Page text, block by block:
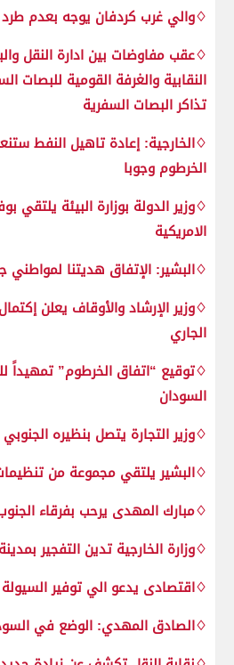
♢والي غرب كردفان يوجه بعدم طرد
♢عقب مفاوضات بين ادارة النقل
النقابية والغرفة القومية للبصات
تذاكر البصات السفرية
♢الخارجية: إعادة تاهيل النفط
الخرطوم وجوبا
♢وزير الدولة بوزارة البيئة يلتقي
الامريكية
♢البشير: الإتفاق هديتنا لمواطني
♢وزير الإرشاد والأوقاف يعلن
الجاري
♢توقيع “اتفاق الخرطوم” تمهيداً
السودان
♢وزير التجارة يتصل بنظيره
♢البشير يلتقي مجموعة من
♢مبارك المهدى يرحب بفرقاء
♢وزارة الخارجية تدين التفجير
♢اقتصادى يدعو الي توفير
♢الصادق المهدي: الوضع في